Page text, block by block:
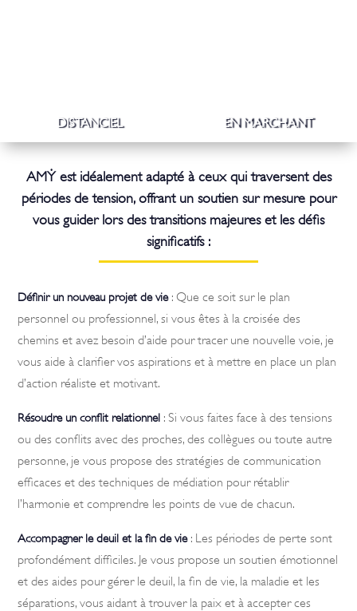
DISTANCIEL EN MARCHANT
AMẎest idéalement adapté à ceux qui traversent des
périodes de tension, offrant un soutien sur mesure pour
vous guider lors des transitions majeures et les défis
significatifs :
Définir un nouveau projet de vie: Que ce soit sur le plan
personnel ou professionnel, si vous êtes à la croisée des
chemins et avez besoin d’aide pour tracer une nouvelle voie, je
vous aide à clarifier vos aspirations et à mettre en place un plan
d’action réaliste et motivant.
Résoudre un conflit relationnel : Si vous faites face à des tensions
ou des conflits avec des proches, des collègues ou toute autre
personne, je vous propose des stratégies de communication
efficaces et des techniques de médiation pour rétablir
l’harmonie et comprendre les points de vue de chacun.
Accompagner le deuil et la fin de vie: Les périodes de perte sont
profondément difficiles. Je vous propose un soutien émotionnel
et des aides pour gérer le deuil, la fin de vie, la maladie et les
séparations, vous aidant à trouver la paix et à accepter ces